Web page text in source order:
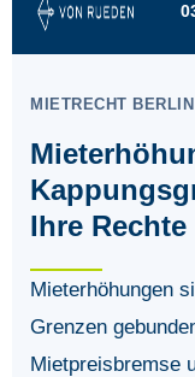
MIETRECHT
Ihre Rechte
Mieterhöhungen
Grenzen
Mietpreisbremse